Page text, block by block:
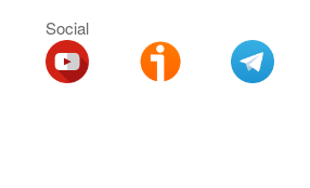
Social